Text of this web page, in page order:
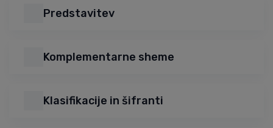
Predstavitev
Komplementarne sheme
Klasifikacije in šifranti